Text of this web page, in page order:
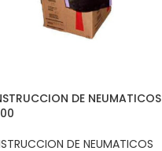
DE NEUMATICOS
DE NEUMATICOS